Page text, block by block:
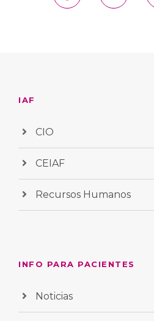
IAF
CIO
CEIAF
Recursos Humanos
INFO PARA PACIENTES
Noticias